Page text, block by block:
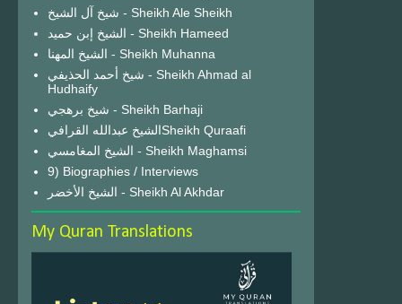
شيخ آل الشيخ - Sheikh Ale Sheikh
الشيخ إبن حميد - Sheikh Hameed
الشيخ المهنا - Sheikh Muhanna
شيخ أحمد الحذيفي - Sheikh Ahmad al
Hudhaify
شيخ برهجي - Sheikh Barhaji
الشيخ عبدالله القرافيSheikh Quraafi
الشيخ المغامسي - Sheikh Maghamsi
9) Biographies / Interviews
الشيخ الأخضر - Sheikh Al Akhdar
My Quran Translations